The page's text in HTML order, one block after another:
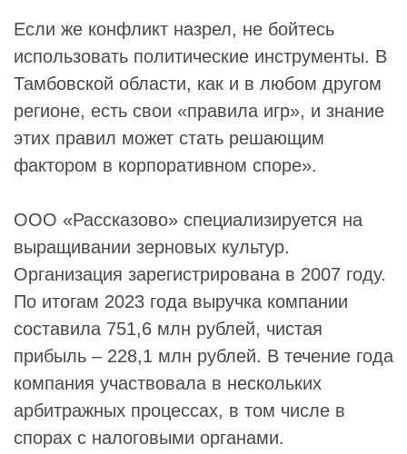
Если же конфликт назрел, не бойтесь
использовать политические инструменты. В
Тамбовской области, как и в любом другом
регионе, есть свои «правила игр», и знание
этих правил может стать решающим
фактором в корпоративном споре».
ООО «Рассказово» специализируется на
выращивании зерновых культур.
Организация зарегистрирована в 2007 году.
По итогам 2023 года выручка компании
составила 751,6 млн рублей, чистая
прибыль – 228,1 млн рублей. В течение года
компания участвовала в нескольких
арбитражных процессах, в том числе в
спорах с налоговыми органами.